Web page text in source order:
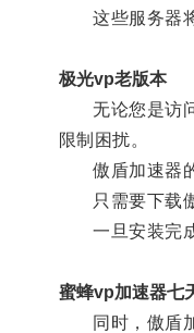
这些服务器将
极光vp老版本
无论您是访问
限制困扰。
傲盾加速器的
只需要下载傲
一旦安装完成
蜜蜂vp加速器七
同时，傲盾加